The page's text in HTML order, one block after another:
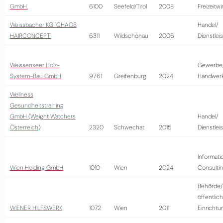
GmbH. 6100 Seefeld/Tirol 2008
Weissbacher KG "CHAOS
HAIRCONCEPT"
6311 Wildschönau 2006
Handel/
Weissenseer Holz-
System-Bau GmbH
9761 Greifenburg 2024
Wellness
Gesundheitstraining
GmbH (Weight Watchers
Österreich)
2320 Schwechat 2015
Handel/
Wien Holding GmbH 1010 Wien 2024
WIENER HILFSWERK 1072 Wien 2011
Behörde/